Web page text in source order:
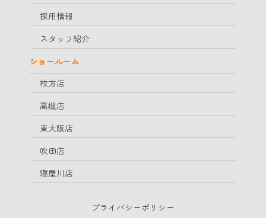
採用情報
スタッフ紹介
ショールーム
枚方店
高槻店
東大阪店
吹田店
寝屋川店
プライバシーポリシー